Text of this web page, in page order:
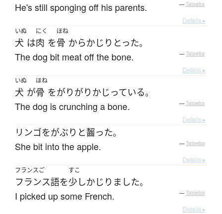
He's still sponging off his parents. — Tatoeba
Details ▸
いぬ
犬 は
にく
肉 を
ほね
骨 からかじり とった。
The dog bit meat off the bone. — Tatoeba
Details ▸
いぬ
犬 が
ほね
骨 をがりがりかじっている。
The dog is crunching a bone. — Tatoeba
Details ▸
リンゴをがぶりと齧った。
She bit into the apple. — Tatoeba
Details ▸
フランスご
フランス語を
すこ
少しかじりました。
I picked up some French. — Tatoeba
Details ▸